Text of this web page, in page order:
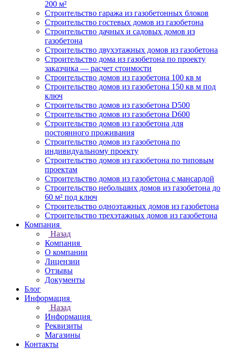
200 м²
Строительство гаража из газобетонных блоков
Строительство гостевых домов из газобетона
Строительство дачных и садовых домов из
газобетона
Строительство двухэтажных домов из газобетона
Строительство дома из газобетона по проекту
заказчика — расчет стоимости
Строительство домов из газобетона 100 кв м
Строительство домов из газобетона 150 кв м под
ключ
Строительство домов из газобетона D500
Строительство домов из газобетона D600
Строительство домов из газобетона для
постоянного проживания
Строительство домов из газобетона по
индивидуальному проекту
Строительство домов из газобетона по типовым
проектам
Строительство домов из газобетона с мансардой
Строительство небольших домов из газобетона до
60 м² под ключ
Строительство одноэтажных домов из газобетона
Строительство трехэтажных домов из газобетона
Компания
Назад
Компания
О компании
Лицензии
Отзывы
Документы
Блог
Информация
Назад
Информация
Реквизиты
Магазины
Контакты